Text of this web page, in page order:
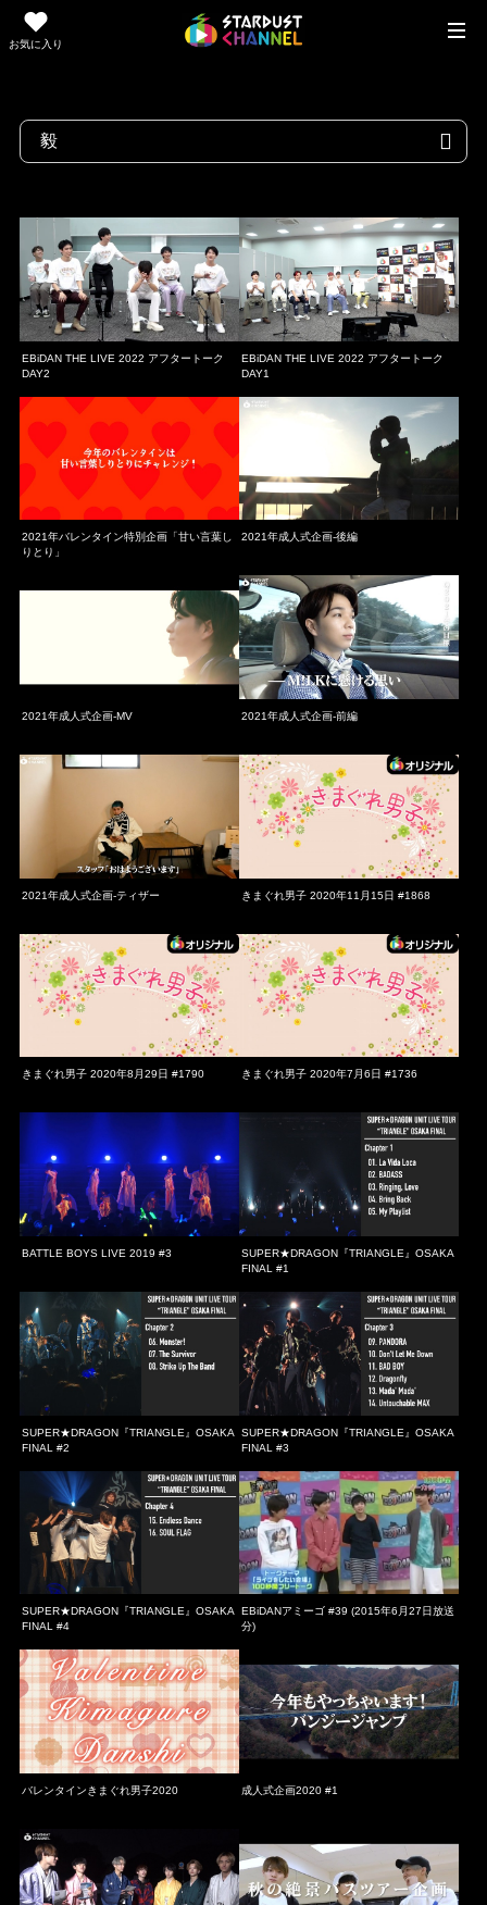
お気に入り
EBiDAN THE LIVE 2022 アフタートーク
DAY2
EBiDAN THE LIVE 2022 アフタートーク
DAY1
2021年バレンタイン特別企画「甘い言葉し
りとり」
2021年成人式企画-後編
2021年成人式企画-MV 2021年成人式企画-前編
2021年成人式企画-ティザー きまぐれ男子 2020年11月15日 #1868
きまぐれ男子 2020年8月29日 #1790 きまぐれ男子 2020年7月6日 #1736
BATTLE BOYS LIVE 2019 #3
SUPER★DRAGON『TRIANGLE』OSAKA
FINAL #1
SUPER★DRAGON『TRIANGLE』OSAKA
FINAL #2
SUPER★DRAGON『TRIANGLE』OSAKA
FINAL #3
SUPER★DRAGON『TRIANGLE』OSAKA
FINAL #4
EBiDANアミーゴ #39 (2015年6月27日放送
分)
バレンタインきまぐれ男子2020 成人式企画2020 #1